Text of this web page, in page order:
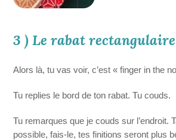
3 ) Le rabat rectangulaire
Alors là, tu vas voir, c’est « finger in the
Tu replies le bord de ton rabat. Tu couds.
Tu remarques que je couds sur l’endroit.
possible, fais-le, tes finitions seront plus